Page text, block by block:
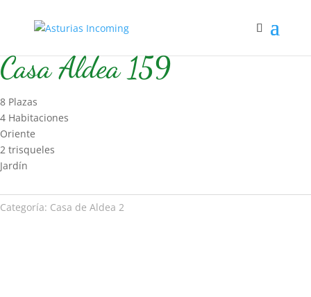
Casa Aldea 159
8 Plazas
4 Habitaciones
Oriente
2 trisqueles
Jardín
Categoría: Casa de Aldea 2